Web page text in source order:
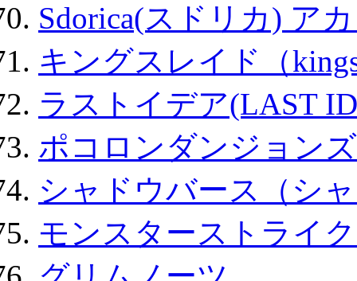
Sdorica(スドリカ) ア
キングスレイド（
ラストイデア(LAST
ポコロンダンジョン
シャドウバース（シ
モンスターストライ